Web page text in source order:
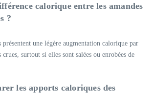
calorique entre les amandes
?
présentent une légère augmentation calorique par
surtout si elles sont salées ou enrobées de
les apports caloriques des